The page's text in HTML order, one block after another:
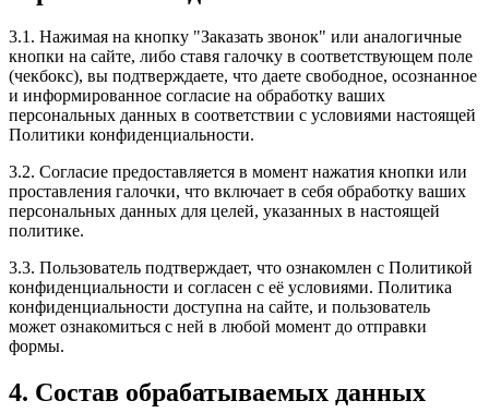
3.1. Нажимая на кнопку "Заказать звонок" или аналогичные
кнопки на сайте, либо ставя галочку в соответствующем поле
(чекбокс), вы подтверждаете, что даете свободное, осознанное
и информированное согласие на обработку ваших
персональных данных в соответствии с условиями настоящей
Политики конфиденциальности.
3.2. Согласие предоставляется в момент нажатия кнопки или
проставления галочки, что включает в себя обработку ваших
персональных данных для целей, указанных в настоящей
политике.
3.3. Пользователь подтверждает, что ознакомлен с Политикой
конфиденциальности и согласен с её условиями. Политика
конфиденциальности доступна на сайте, и пользователь
может ознакомиться с ней в любой момент до отправки
формы.
4. Состав обрабатываемых данных